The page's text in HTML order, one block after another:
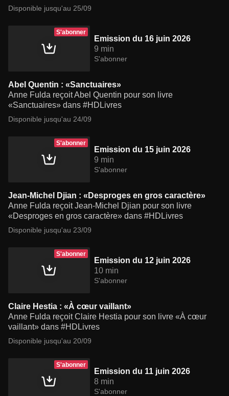
Disponible jusqu'au 25/09
S'abonner
Emission du 16 juin 2026
9 min
S'abonner
Abel Quentin : «Sanctuaires»
Anne Fulda reçoit Abel Quentin pour son livre
«Sanctuaires» dans #HDLivres
Disponible jusqu'au 24/09
S'abonner
Emission du 15 juin 2026
9 min
S'abonner
Jean-Michel Djian : «Desproges en gros caractère»
Anne Fulda reçoit Jean-Michel Djian pour son livre
«Desproges en gros caractère» dans #HDLivres
Disponible jusqu'au 23/09
S'abonner
Emission du 12 juin 2026
10 min
S'abonner
Claire Hestia : «À cœur vaillant»
Anne Fulda reçoit Claire Hestia pour son livre «À cœur
vaillant» dans #HDLivres
Disponible jusqu'au 20/09
S'abonner
Emission du 11 juin 2026
8 min
S'abonner